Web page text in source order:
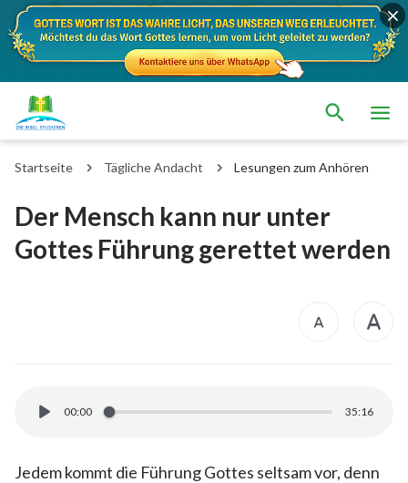
Startseite Tägliche Andacht Lesungen zum Anhören
Der Mensch kann nur unter
Gottes Führung gerettet werden
00:00 35:16
Jedem kommt die Führung Gottes seltsam vor, denn